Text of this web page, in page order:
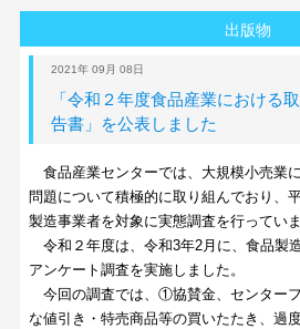
出版物
2021年 09月 08日
「令和２年度食品産業における
告書」を公表しました
食品産業センターでは、大規模小売業
問題について積極的に取り組んでおり、
製造事業者を対象に実態調査を行っていま
令和２年度は、令和3年2月に、食品製
アンケート調査を実施しました。
今回の調査では、①協賛金、センター
な値引き・特売商品等の買いたたき、過